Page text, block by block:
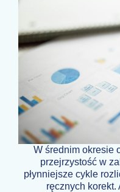
W średnim okresie
przejrzystość w
płynniejsze cykle
ręcznych